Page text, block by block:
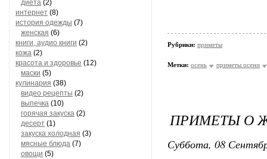
диета (2)
интернет (8)
история одежды (7)
женская (6)
книги, аудио книги (2)
кожа (2)
красота и здоровье (12)
маски (5)
кулинария (38)
видео рецепты (2)
выпечка (10)
горячая закуска (2)
десерт (1)
закуска холодная (3)
мясные блюда (7)
овощи (5)
Рубрики: приметы
Метки: осень приметы осени
ПРИМЕТЫ О
Суббота, 08